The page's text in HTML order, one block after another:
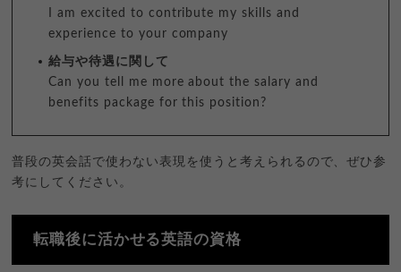
I am excited to contribute my skills and
experience to your company
給与や待遇に関して
Can you tell me more about the salary and
benefits package for this position?
普段の英会話で使わない表現を使うと考えられるので、ぜひ参
考にしてください。
転職後に活かせる英語の資格